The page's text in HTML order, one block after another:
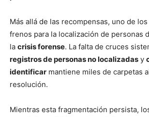
Más allá de las recompensas, uno de
frenos para la localización de personas
la crisis forense. La falta de cruces
registros de personas no localizadas y
identificar mantiene miles de carpetas
resolución.
Mientras esta fragmentación persista,